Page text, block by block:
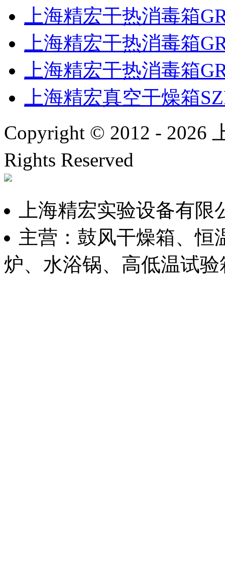
上海精宏干热消毒箱
上海精宏干热消毒箱
上海精宏干热消毒箱
上海精宏真空干燥箱
Copyright © 2012 - 2026
Rights Reserved
上海精宏实验设备有限
主营：鼓风干燥箱、恒
炉、水浴锅、高低温试验